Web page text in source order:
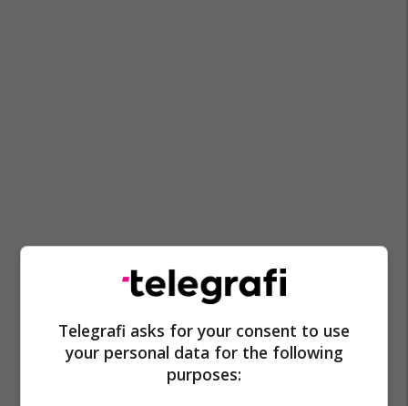
Telegrafi asks for your consent to use
your personal data for the following
purposes: